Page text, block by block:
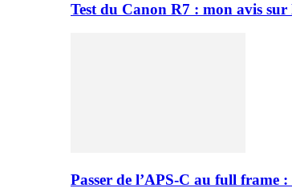
Test du Canon R7 : mon avis sur
Passer de l’APS-C au full frame